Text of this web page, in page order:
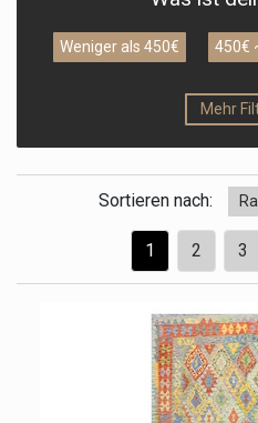
Weniger als 450€ 450€
Mehr
Sortieren nach:
1 2 3